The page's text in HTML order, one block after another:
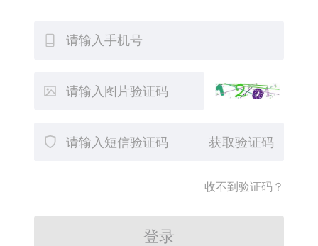
获取验证码
收不到验证码？
登录